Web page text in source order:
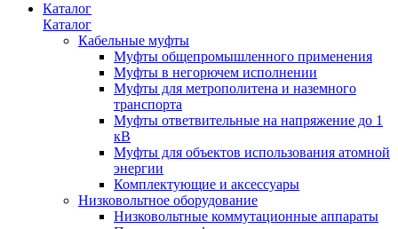
Каталог
Каталог
Кабельные муфты
Муфты общепромышленного применения
Муфты в негорючем исполнении
Муфты для метрополитена и наземного
транспорта
Муфты ответвительные на напряжение до 1
кВ
Муфты для объектов использования атомной
энергии
Комплектующие и аксессуары
Низковольтное оборудование
Низковольтные коммутационные аппараты